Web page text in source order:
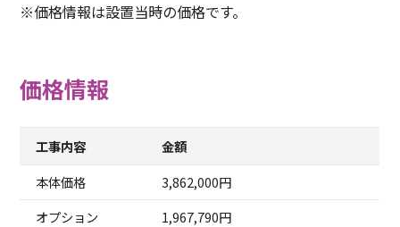
※価格情報は設置当時の価格です。
価格情報
工事内容
金額
本体価格
3,862,000円
オプション
1,967,790円